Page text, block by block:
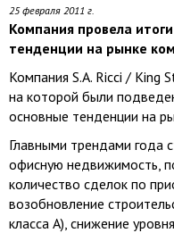
25 февраля 2011 г.
Компания провела
тенденции на рынке
Компания S.A. Ricci / King
на которой были
основные тенденции на
Главными трендами года
офисную недвижимость,
количество сделок по
возобновление
класса А), снижение